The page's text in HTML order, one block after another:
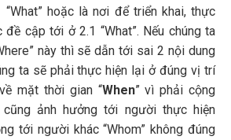
hoặc là nơi để triển khai, thực
cập tới ở 2.1 “What”. Nếu chúng ta
này thì sẽ dẫn tới sai 2 nội dung
ta sẽ phải thực hiện lại ở đúng vị trí
mặt thời gian “When” vì phải cộng
ảnh hưởng tới người thực hiện
tới người khác “Whom” không đúng